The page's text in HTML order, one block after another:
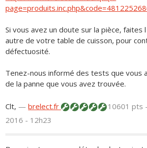
Si vous avez un doute sur la pièce, faites
autre de votre table de cuisson, pour
défectuosité.
Tenez-nous informé des tests que vous
de la panne que vous avez trouvée.
Clt, —brelect.fr 10601 pts
2016 - 12h23